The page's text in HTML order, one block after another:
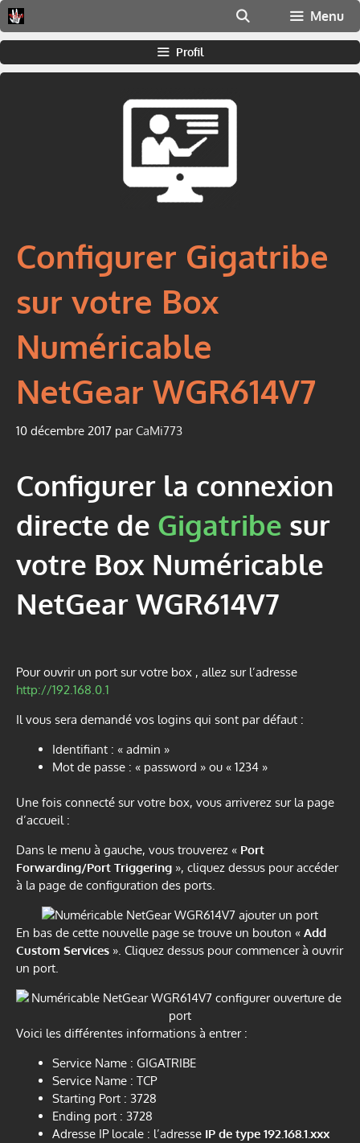
Aller
au
contenu
Menu
Profil
Configurer Gigatribe
sur votre Box
Numéricable
NetGear WGR614V7
10 décembre 2017 parCaMi773
Configurer la connexion
directe de Gigatribe sur
votre Box Numéricable
NetGear WGR614V7
Pour ouvrir un port sur votre box , allez sur l’adresse
http://192.168.0.1
Il vous sera demandé vos logins qui sont par défaut :
Identifiant : « admin »
Mot de passe : « password » ou « 1234 »
Une fois connecté sur votre box, vous arriverez sur la page
d’accueil :
Dans le menu à gauche, vous trouverez « Port
Forwarding/Port Triggering », cliquez dessus pour accéder
à la page de configuration des ports.
En bas de cette nouvelle page se trouve un bouton « Add
Custom Services ». Cliquez dessus pour commencer à ouvrir
un port.
Voici les différentes informations à entrer :
Service Name : GIGATRIBE
Service Name : TCP
Starting Port : 3728
Ending port : 3728
Adresse IP locale : l’adresse IP de type 192.168.1.xxx